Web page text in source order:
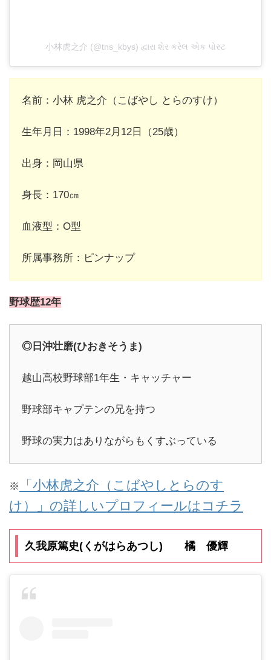
小林虎之介 (@tns_kbys) દ્વારા શેર કરેલ એક પોસ્ટ
名前：小林 虎之介（こばやし とらのすけ）
生年月日：1998年2月12日（25歳）
出身：岡山県
身長：170㎝
血液型：O型
所属事務所：ピンナップ
野球歴12年
◎日沖壮磨(ひおきそうま)
越山高校野球部1年生・キャッチャー
野球部キャプテンの兄を持つ
野球の実力はありながらもくすぶっている
※
「小林虎之介（こばやしとらのす
け）」の詳しいプロフィールはコチラ
久我原篤史(くがはらあつし) 橘 優輝